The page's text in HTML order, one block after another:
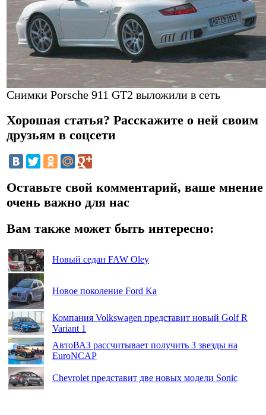
Снимки Porsche 911 GT2 выложили в сеть
Хорошая статья? Расскажите о ней своим
друзьям в соцсети
Оставьте свой комментарий, ваше мнение
очень важно для нас
Вам также может быть интересно:
Новый седан FAW Oley
Новое поколение Ford Ka
Компания Volkswagen представит новый Golf R
Variant 1
АвтоВАЗ рассчитывает получить 3 звезды на
EuroNCAP
Chevrolet представит две новых модели Sonic